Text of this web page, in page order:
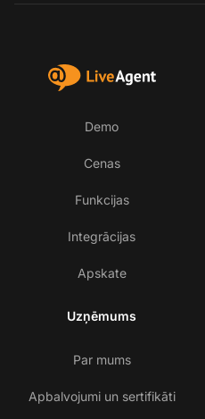
Demo
Cenas
Funkcijas
Integrācijas
Apskate
Uzņēmums
Par mums
Apbalvojumi un sertifikāti